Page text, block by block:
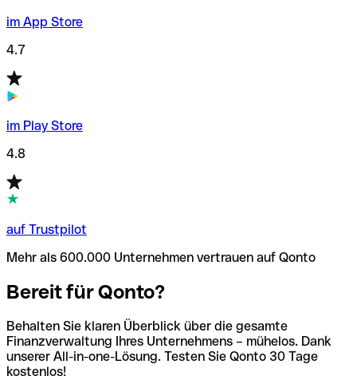
im App Store
4.7
im Play Store
4.8
auf Trustpilot
Mehr als 600.000 Unternehmen vertrauen auf Qonto
Bereit für Qonto?
Behalten Sie klaren Überblick über die gesamte
Finanzverwaltung Ihres Unternehmens – mühelos. Dank
unserer All-in-one-Lösung. Testen Sie Qonto 30 Tage
kostenlos!